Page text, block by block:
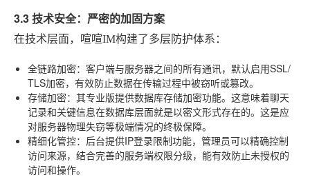
3.3 技术安全：严密的加固方案
在技术层面，喧喧IM构建了多层防护体系：
全链路加密：客户端与服务器之间的所有通讯，默认启用SSL/
TLS加密，有效防止数据在传输过程中被窃听或篡改。
存储加密：其专业版提供数据库存储加密功能。这意味着聊天
记录和关键信息在数据库层面就是以密文形式存在的。这是应
对服务器物理失窃等极端情况的终极保障。
精细化管控：后台提供IP登录限制功能，管理员可以精确控制
访问来源，结合完善的服务端权限分级，能有效防止未授权的
访问和操作。